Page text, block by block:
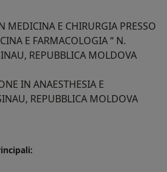
MEDICINA E CHIRURGIA PRESSO
E FARMACOLOGIA “ N.
REPUBBLICA MOLDOVA
E
REPUBBLICA MOLDOVA
IN CARDIOLOGIA, CHISINAU,